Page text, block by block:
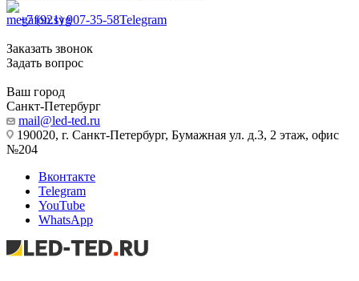
+7 (921) 907-35-58Telegram
Заказать звонок
Задать вопрос
Ваш город
Санкт-Петербург
mail@led-ted.ru
190020, г. Санкт-Петербург, Бумажная ул. д.3, 2 этаж, офис
№204
Вконтакте
Telegram
YouTube
WhatsApp